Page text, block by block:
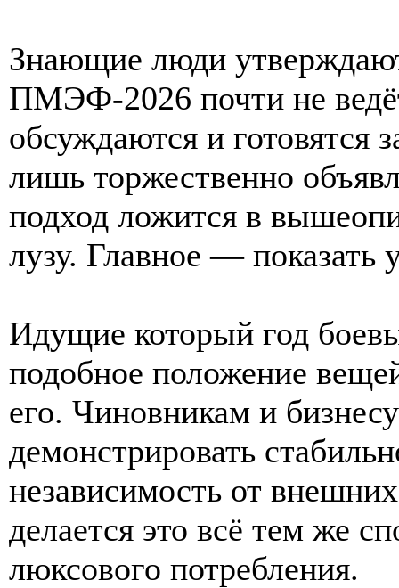
Знающие люди
ПМЭФ-2026 почти не
обсуждаются и готовятся
лишь торжественно
подход ложится в
лузу. Главное — показать
Идущие который год
подобное положение
его. Чиновникам и
демонстрировать
независимость от
делается это всё тем же
люксового потребления.